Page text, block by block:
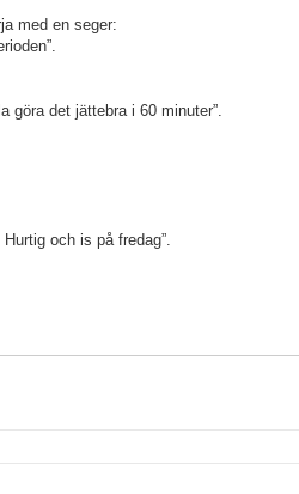
med en seger:
göra det jättebra i 60 minuter”.
och is på fredag”.